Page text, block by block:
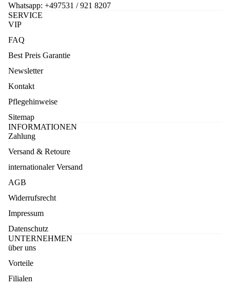
Whatsapp: +497531 / 921 8207
SERVICE
VIP
FAQ
Best Preis Garantie
Newsletter
Kontakt
Pflegehinweise
Sitemap
INFORMATIONEN
Zahlung
Versand & Retoure
internationaler Versand
AGB
Widerrufsrecht
Impressum
Datenschutz
UNTERNEHMEN
über uns
Vorteile
Filialen